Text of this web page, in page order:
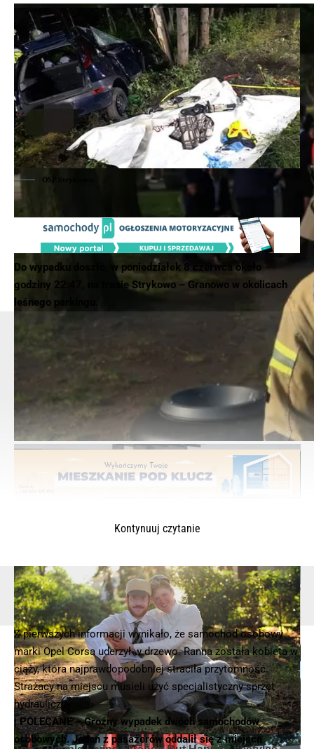
OSP Strykowo
Do wypadku doszło, w poniedziałek 8 czerwca około
godziny 22:47, na trasie Strykowo – Granowo w okolicach
leśnego parkingu.
Z pierwszych informacji wynikało, że samochód osobowy
marki Opel Corsa uderzył w drzewo. Ranna została kobieta w
ciąży, która najprawdopodobniej straciła przytomność.
Strażacy na miejscu musieli użyć specjalistyczny sprzęt
hydrauliczny.
| POLECANE –Groźny wypadek dwóch samochodów
osobowych. Jeden z pasażerów oddalił się z miejsca
Kontynuuj czytanie
© 2025 – Wielkopolska 112, Wszelkie prawa zastrzeżone |hvln.pl